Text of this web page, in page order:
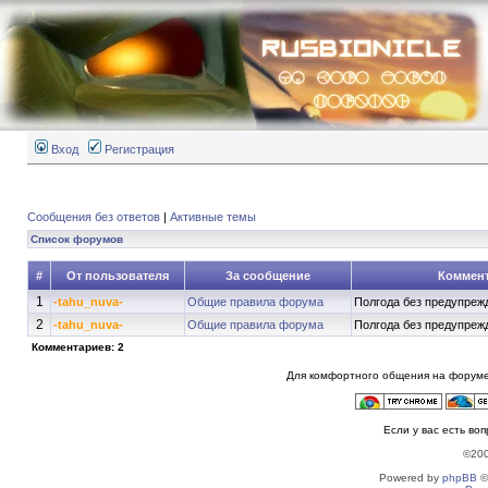
Вход Регистрация
Сообщения без ответов | Активные темы
Список форумов
# От пользователя За сообщение
1 -tahu_nuva- Общие правила форума Полгода без
2 -tahu_nuva- Общие правила форума Полгода без
Комментариев: 2
Для комфортного общения на
Если у вас есть
Powered by phpBB